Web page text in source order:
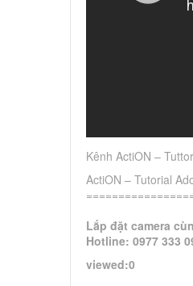
Kênh ActiON –
ActiON – Tutorial
Lắp đặt camera
Hotline: 0977 333
viewed:0